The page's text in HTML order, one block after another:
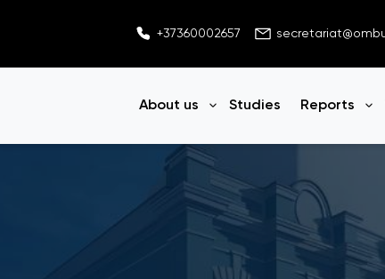
+37360002657
About us Studies Reports